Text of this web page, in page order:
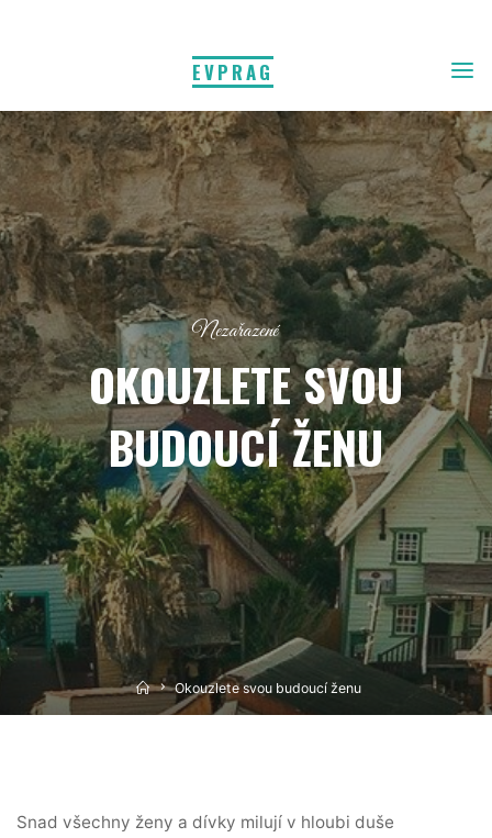
EVPRAG
Nezařazené
OKOUZLETE SVOU
BUDOUCÍ ŽENU
HomeOkouzlete svou budoucí ženu
Snad všechny ženy a dívky milují v hloubi duše